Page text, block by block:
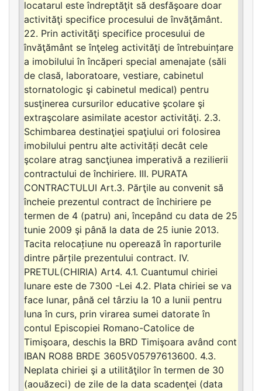
locatarul este îndreptăţit să desfăşoare doar
activităţi specifice procesului de învăţământ.
22. Prin activităţi specifice procesului de
învăţământ se înţeleg activităţi de întrebuințare
a imobilului în încăperi special amenajate (săli
de clasă, laboratoare, vestiare, cabinetul
stornatologic şi cabinetul medical) pentru
susţinerea cursurilor educative şcolare şi
extraşcolare asimilate acestor activităţi. 2.3.
Schimbarea destinaţiei spaţiului ori folosirea
imobilului pentru alte activități decât cele
şcolare atrag sancţiunea imperativă a rezilierii
contractului de închiriere. III. PURATA
CONTRACTULUI Art.3. Părţile au convenit să
încheie prezentul contract de închiriere pe
termen de 4 (patru) ani, începând cu data de 25
tunie 2009 şi până la data de 25 iunie 2013.
Tacita relocațiune nu operează în raporturile
dintre părțile prezentului contract. IV.
PRETUL(CHIRIA) Art4. 4.1. Cuantumul chiriei
lunare este de 7300 -Lei 4.2. Plata chiriei se va
face lunar, până cel târziu la 10 a lunii pentru
luna în curs, prin virarea sumei datorate în
contul Episcopiei Romano-Catolice de
Timişoara, deschis la BRD Timişoara având cont
IBAN RO88 BRDE 3605V05797613600. 4.3.
Neplata chiriei şi a utilităţilor în termen de 30
(aouăzeci) de zile de la data scadenţei (data